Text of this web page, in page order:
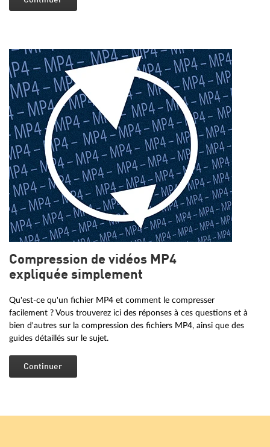
Compression de vidéos MP4
expliquée simplement
Qu'est-ce qu'un fichier MP4 et comment le compresser
facilement ? Vous trouverez ici des réponses à ces questions et à
bien d'autres sur la compression des fichiers MP4, ainsi que des
guides détaillés sur le sujet.
Continuer